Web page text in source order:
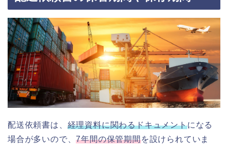
配送依頼書は、 経理資料に関わるドキュメントになる
場合が多いので、7年間の保管期間を設けられていま